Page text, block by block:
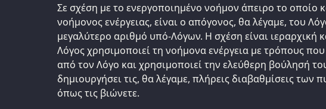
Σε σχέση με το ενεργοποιημένο νοήμον άπειρο το οποίο
νοήμονος ενέργειας, είναι ο απόγονος, θα λέγαμε, του
μεγαλύτερο αριθμό υπό-Λόγων. Η σχέση είναι ιεραρχική
Λόγος χρησιμοποιεί τη νοήμονα ενέργεια με τρόπους
από τον Λόγο και χρησιμοποιεί την ελεύθερη βούλησή
δημιουργήσει τις, θα λέγαμε, πλήρεις διαβαθμίσεις των
όπως τις βιώνετε.